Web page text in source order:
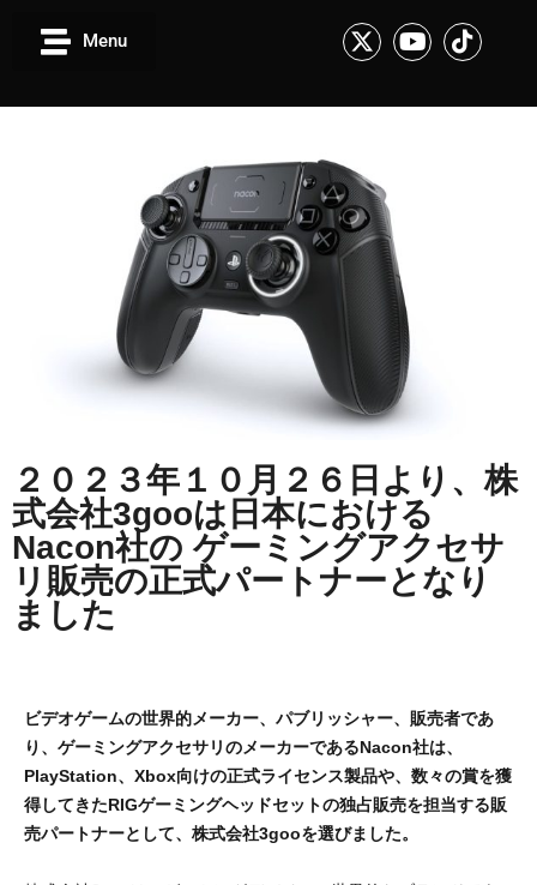
Menu
２０２３年１０月２６日より、株
式会社3gooは日本における
Nacon社の ゲーミングアクセサ
リ販売の正式パートナーとなり
ました
ビデオゲームの世界的メーカー、パブリッシャー、販売者であ
り、ゲーミングアクセサリのメーカーであるNacon社は、
PlayStation、Xbox向けの正式ライセンス製品や、数々の賞を獲
得してきたRIGゲーミングヘッドセットの独占販売を担当する販
売パートナーとして、株式会社3gooを選びました。